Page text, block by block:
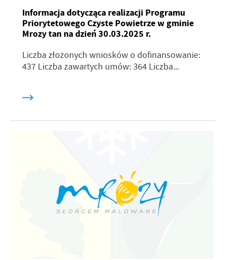
Informacja dotycząca realizacji Programu
Priorytetowego Czyste Powietrze w gminie
Mrozy tan na dzień 30.03.2025 r.
Liczba złożonych wniosków o dofinansowanie:
437 Liczba zawartych umów: 364 Liczba...